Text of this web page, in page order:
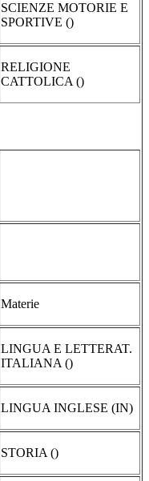
SCIENZE MOTORIE E
SPORTIVE ()
RELIGIONE
CATTOLICA ()
Materie
LINGUA E LETTERAT.
ITALIANA ()
LINGUA INGLESE (IN)
STORIA ()